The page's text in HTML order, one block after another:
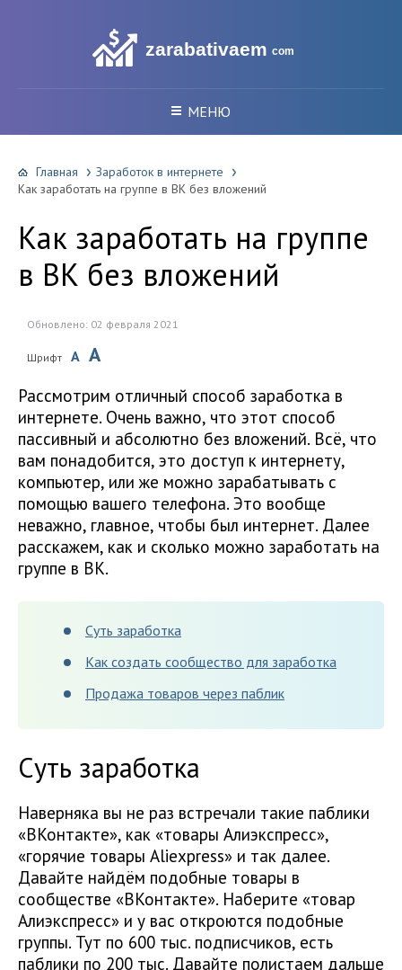
zarabativaem com
МЕНЮ
Главная
Заработок в интернете
Как заработать на группе в ВК без вложений
Как заработать на группе
в ВК без вложений
Обновлено: 02 февраля 2021
Шрифт A A
Рассмотрим отличный способ заработка в
интернете. Очень важно, что этот способ
пассивный и абсолютно без вложений. Всё, что
вам понадобится, это доступ к интернету,
компьютер, или же можно зарабатывать с
помощью вашего телефона. Это вообще
неважно, главное, чтобы был интернет. Далее
расскажем, как и сколько можно заработать на
группе в ВК.
Суть заработка
Как создать сообщество для заработка
Продажа товаров через паблик
Суть заработка
Наверняка вы не раз встречали такие паблики
«ВКонтакте», как «товары Алиэкспресс»,
«горячие товары Aliexpress» и так далее.
Давайте найдём подобные товары в
сообществе «ВКонтакте». Наберите «товар
Алиэкспресс» и у вас откроются подобные
группы. Тут по 600 тыс. подписчиков, есть
паблики по 200 тыс. Давайте полистаем дальше